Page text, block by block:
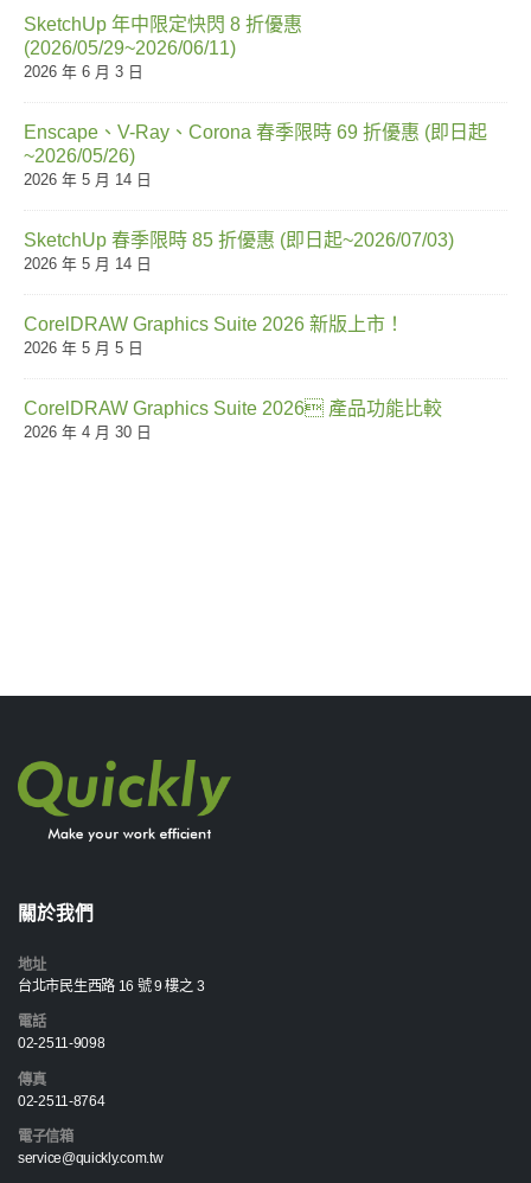
SketchUp 年中限定快閃 8 折優惠
(2026/05/29~2026/06/11)
2026 年 6 月 3 日
Enscape、V-Ray、Corona 春季限時 69 折優惠 (即日起
~2026/05/26)
2026 年 5 月 14 日
SketchUp 春季限時 85 折優惠 (即日起~2026/07/03)
2026 年 5 月 14 日
CorelDRAW Graphics Suite 2026 新版上市！
2026 年 5 月 5 日
CorelDRAW Graphics Suite 2026 產品功能比較
2026 年 4 月 30 日
關於我們
地址
台北市民生西路 16 號 9 樓之 3
電話
02-2511-9098
傳真
02-2511-8764
電子信箱
service@quickly.com.tw